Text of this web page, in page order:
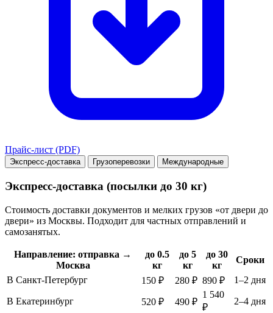
Прайс-лист (PDF)
Экспресс-доставка Грузоперевозки Международные
Экспресс-доставка (посылки до 30 кг)
Стоимость доставки документов и мелких грузов «от двери до
двери» из Москвы. Подходит для частных отправлений и
самозанятых.
Направление: отправка →
Москва
до 0.5
кг
до 5
кг
до 30
кг
Сроки
В Санкт-Петербург
150 ₽ 280 ₽ 890 ₽ 1–2 дня
В Екатеринбург 520 ₽ 490 ₽
1 540
₽
2–4 дня